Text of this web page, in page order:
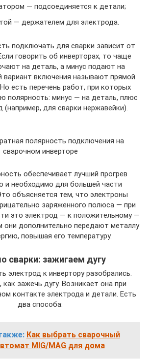
— подсоединяется к детали;
— держателем для электрода.
подключать для сварки зависит от
говорить об инверторах, то чаще
на деталь, а минус подают на
вариант включения называют прямой
есть перечень работ, при которых
полярность: минус — на деталь, плюс
(например, для сварки нержавейки).
полярность подключения на
сварочном инверторе
обеспечивает лучший прогрев
и необходимо для большей части
объясняется тем, что электроны
заряженного полюса — при
это электрод — к положительному —
они дополнительно передают металлу
повышая его температуру.
сварки: зажигаем дугу
электрод к инвертору разобрались.
зажечь дугу. Возникает она при
контакте электрода и детали. Есть
два способа:
Как выбрать сварочный
MIG/MAG для дома